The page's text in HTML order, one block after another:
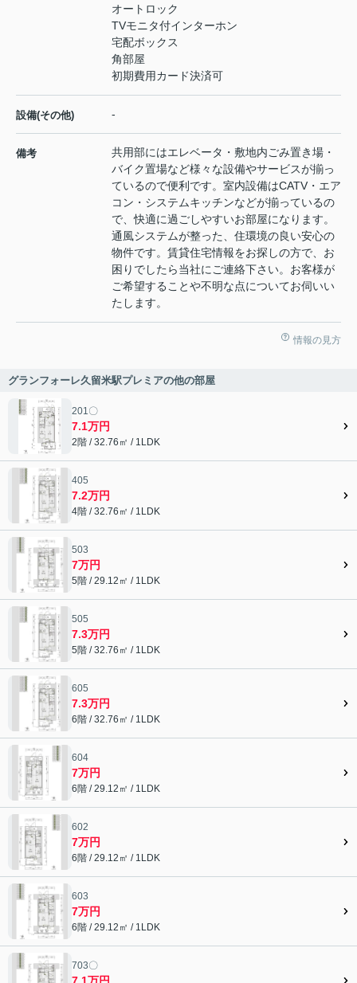
オートロック
TVモニタ付インターホン
宅配ボックス
角部屋
初期費用カード決済可
設備(その他) -
備考
共用部にはエレベータ・敷地内ごみ置き場・
バイク置場など様々な設備やサービスが揃っ
ているので便利です。室内設備はCATV・エア
コン・システムキッチンなどが揃っているの
で、快適に過ごしやすいお部屋になります。
通風システムが整った、住環境の良い安心の
物件です。賃貸住宅情報をお探しの方で、お
困りでしたら当社にご連絡下さい。お客様が
ご希望することや不明な点についてお伺いい
たします。
情報の見方
グランフォーレ久留米駅プレミアの他の部屋
201〇
7.1万円
2階 / 32.76㎡ / 1LDK
405
7.2万円
4階 / 32.76㎡ / 1LDK
503
7万円
5階 / 29.12㎡ / 1LDK
505
7.3万円
5階 / 32.76㎡ / 1LDK
605
7.3万円
6階 / 32.76㎡ / 1LDK
604
7万円
6階 / 29.12㎡ / 1LDK
602
7万円
6階 / 29.12㎡ / 1LDK
603
7万円
6階 / 29.12㎡ / 1LDK
703〇
7.1万円